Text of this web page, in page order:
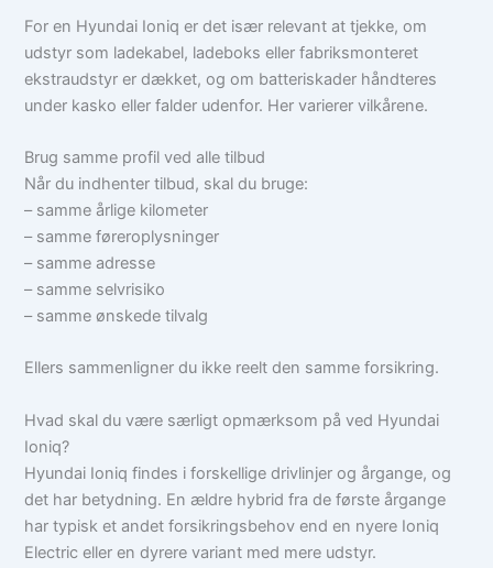
For en Hyundai Ioniq er det især relevant at tjekke, om
udstyr som ladekabel, ladeboks eller fabriksmonteret
ekstraudstyr er dækket, og om batteriskader håndteres
under kasko eller falder udenfor. Her varierer vilkårene.
Brug samme profil ved alle tilbud
Når du indhenter tilbud, skal du bruge:
– samme årlige kilometer
– samme føreroplysninger
– samme adresse
– samme selvrisiko
– samme ønskede tilvalg
Ellers sammenligner du ikke reelt den samme forsikring.
Hvad skal du være særligt opmærksom på ved Hyundai
Ioniq?
Hyundai Ioniq findes i forskellige drivlinjer og årgange, og
det har betydning. En ældre hybrid fra de første årgange
har typisk et andet forsikringsbehov end en nyere Ioniq
Electric eller en dyrere variant med mere udstyr.